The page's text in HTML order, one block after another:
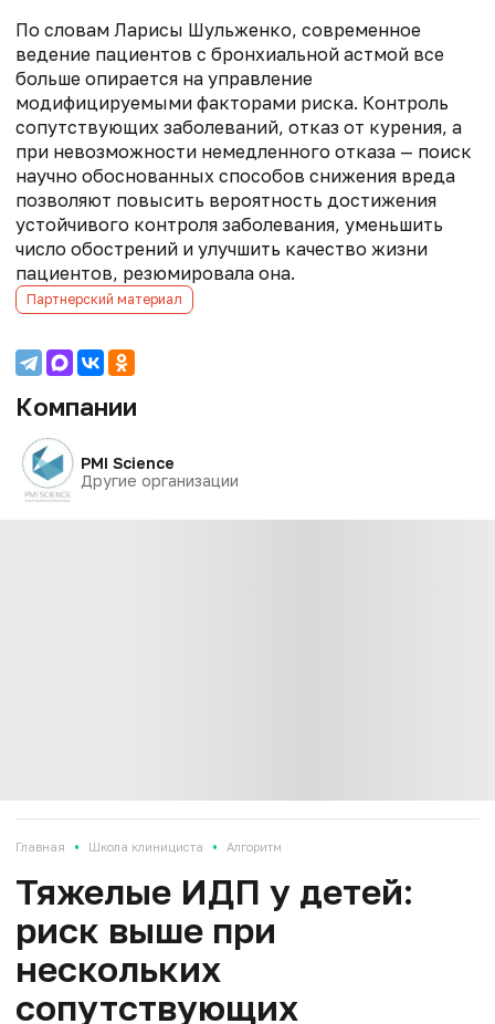
По словам Ларисы Шульженко, современное
ведение пациентов с бронхиальной астмой все
больше опирается на управление
модифицируемыми факторами риска. Контроль
сопутствующих заболеваний, отказ от курения, а
при невозможности немедленного отказа — поиск
научно обоснованных способов снижения вреда
позволяют повысить вероятность достижения
устойчивого контроля заболевания, уменьшить
число обострений и улучшить качество жизни
пациентов, резюмировала она.
Партнерский материал
Компании
PMI Science
Другие организации
Главная • Школа клинициста • Алгоритм
Тяжелые ИДП у детей:
риск выше при
нескольких
сопутствующих